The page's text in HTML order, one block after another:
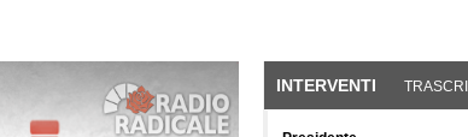
INTERVENTI (SCHEDA